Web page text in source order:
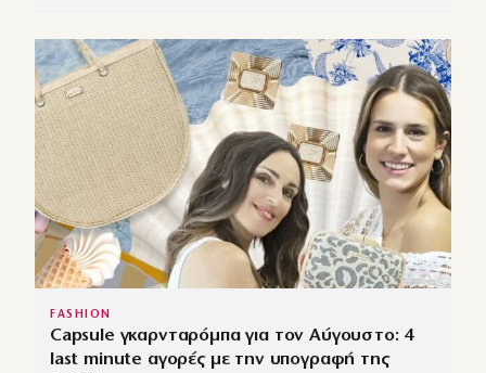
FASHION
Capsule γκαρνταρόμπα για τον Αύγουστο: 4
last minute αγορές με την υπογραφή της